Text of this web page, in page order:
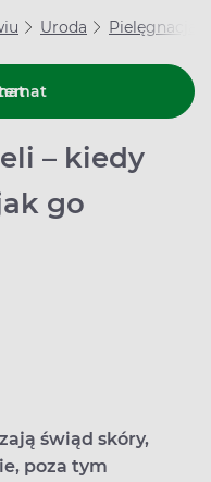
Uroda Pielęgnacja
– kiedy
go
świąd skóry,
poza tym